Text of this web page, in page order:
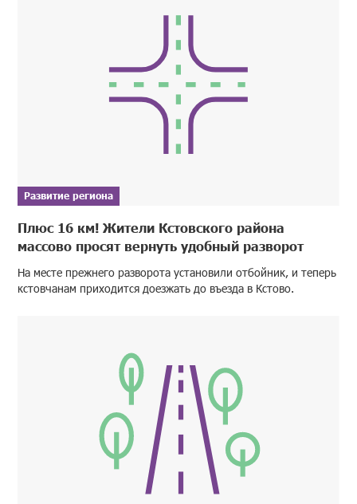
Развитие региона
Плюс 16 км! Жители Кстовского района
массово просят вернуть удобный разворот
На месте прежнего разворота установили отбойник, и теперь
кстовчанам приходится доезжать до въезда в Кстово.